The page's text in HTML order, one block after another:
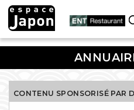
Skip
content
CONTENU SPONSORISÉ PAR